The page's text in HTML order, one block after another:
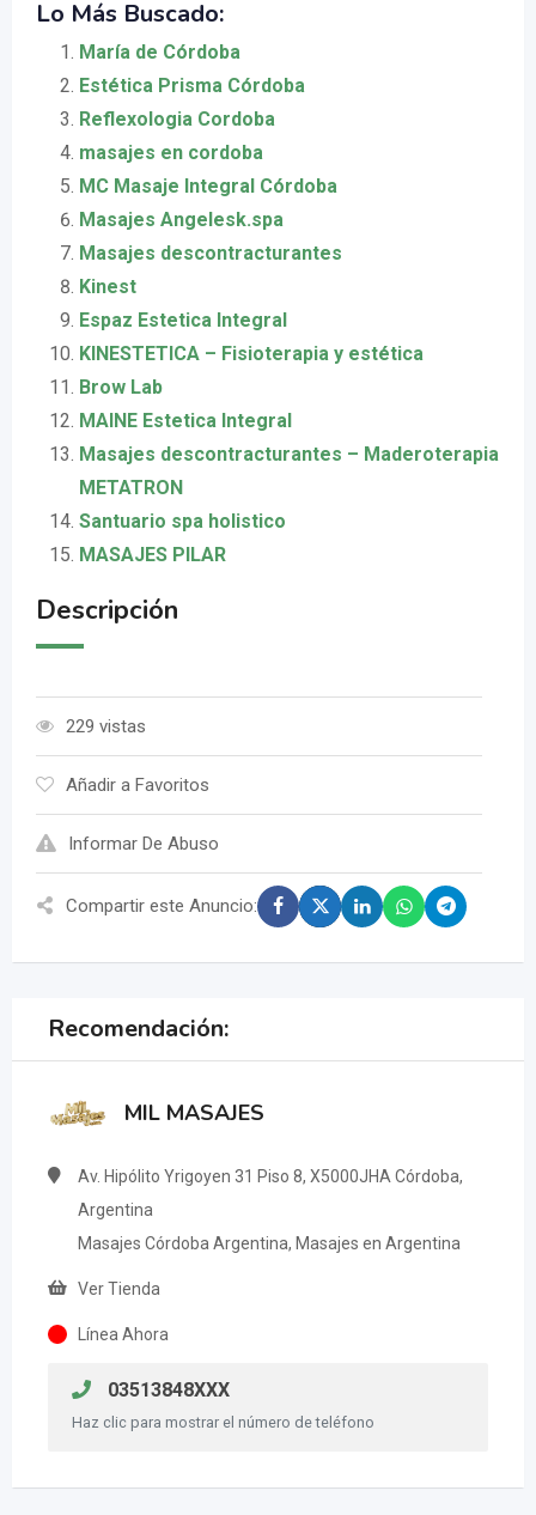
Lo Más Buscado:
María de Córdoba
Estética Prisma Córdoba
Reflexologia Cordoba
masajes en cordoba
MC Masaje Integral Córdoba
Masajes Angelesk.spa
Masajes descontracturantes
Kinest
Espaz Estetica Integral
KINESTETICA – Fisioterapia y estética
Brow Lab
MAINE Estetica Integral
Masajes descontracturantes – Maderoterapia
METATRON
Santuario spa holistico
MASAJES PILAR
Descripción
229 vistas
Añadir a Favoritos
Informar De Abuso
Compartir este Anuncio:
Recomendación:
MIL MASAJES
Av. Hipólito Yrigoyen 31 Piso 8, X5000JHA Córdoba,
Argentina
Masajes Córdoba Argentina, Masajes en Argentina
Ver Tienda
Línea Ahora
03513848XXX
Haz clic para mostrar el número de teléfono